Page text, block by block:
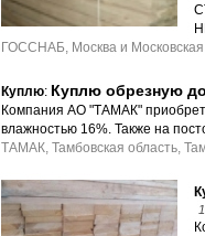
ГОССНАБ, Москва и Московская
Куплю: Куплю обрезную
Компания АО "ТАМАК"
влажностью 16%. Также на
ТАМАК, Тамбовская область,